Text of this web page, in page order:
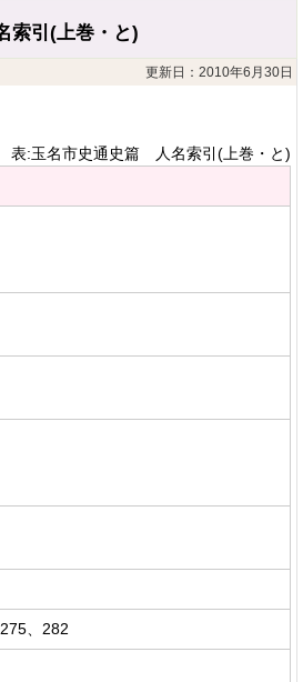
引(上巻・と)
更新日：2010年6月30日
表:玉名市史通史篇 人名索引(上巻・と)
、282